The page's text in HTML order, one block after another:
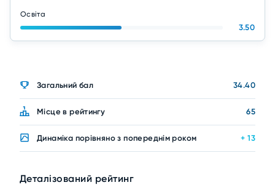
Освіта
3.50
Загальний бал 34.40
Місце в рейтингу 65
Динаміка порівняно з попереднім роком + 13
Деталізований рейтинг